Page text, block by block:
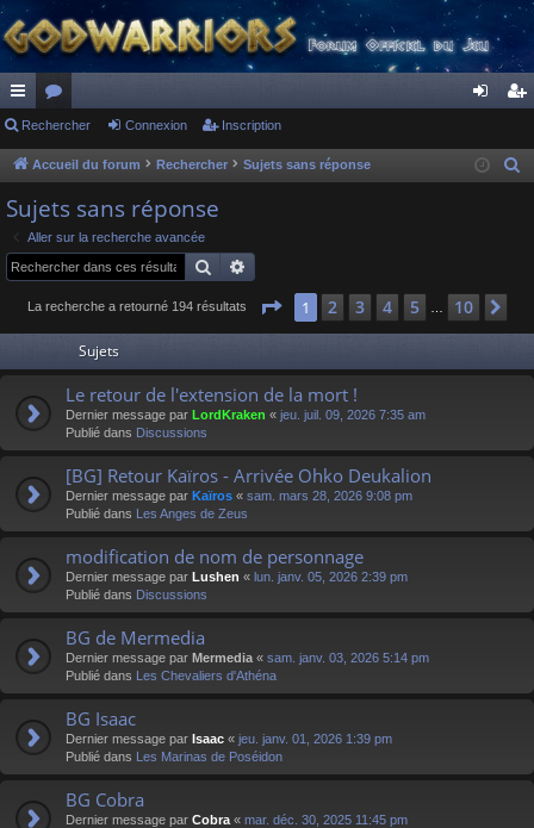
ac
co
ur
ci
s
or
u
s
ne cri
Rechercher Connexion Inscription
Accueil du forum Rechercher Sujets sans réponse
e
Sujets sans réponse
Aller sur la recherche avancée
Rechercher
La recherche a retourné 194 résultats Page 1sur 10
1 2 3 4 5 10
Sujets
Le retour de l'extension de la mort !
Dernier message par LordKraken « jeu. juil. 09, 2026 7:35 am
Publié dans Discussions
[BG] Retour Kaïros - Arrivée Ohko Deukalion
Dernier message par Kaïros « sam. mars 28, 2026 9:08 pm
Publié dans Les Anges de Zeus
modification de nom de personnage
Dernier message par Lushen « lun. janv. 05, 2026 2:39 pm
Publié dans Discussions
BG de Mermedia
Dernier message par Mermedia « sam. janv. 03, 2026 5:14 pm
Publié dans Les Chevaliers d'Athéna
BG Isaac
Dernier message par Isaac « jeu. janv. 01, 2026 1:39 pm
Publié dans Les Marinas de Poséidon
BG Cobra
Dernier message par Cobra « mar. déc. 30, 2025 11:45 pm